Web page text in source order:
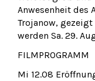
Anwesenheit des
Trojanow,
werden Sa. 29.
FILMPROGRAMM
Mi 12.08